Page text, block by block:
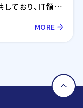
しており、IT領域
ステム開発・イ
ております。さ
MORE